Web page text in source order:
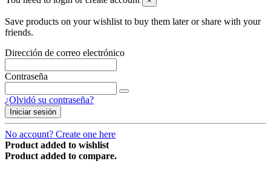
Save products on your wishlist to buy them later or share with your
friends.
Dirección de correo electrónico
Contraseña
¿Olvidó su contraseña?
Iniciar sesión
No account? Create one here
Product added to wishlist
Product added to compare.